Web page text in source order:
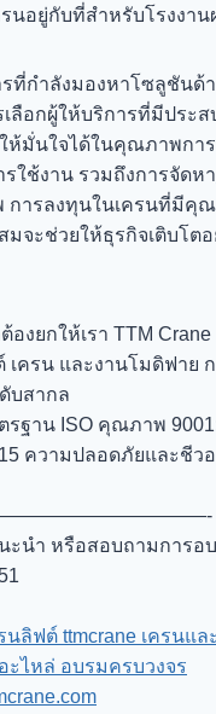
นอยู่กับที่สำหรับโรงงาน
ที่กำลังมองหาโซลูชันด้
ลือกผู้ให้บริการที่มีประ
ห้มั่นใจได้ในคุณภาพกา
ใช้งาน รวมถึงการจัดหา
ารลงทุนในเครนที่มีคุ
มจะช่วยให้ธุรกิจเติบโตอ
องยกให้เรา TTM Crane
เครน และงานโมดิฟาย
บสากล
รฐาน ISO คุณภาพ
ความปลอดภัยและชีว
ะนำ หรือสอบถามการอ
นลิฟต์ ttmcrane เครนแ
ไหล่ อบรมครบวงจร